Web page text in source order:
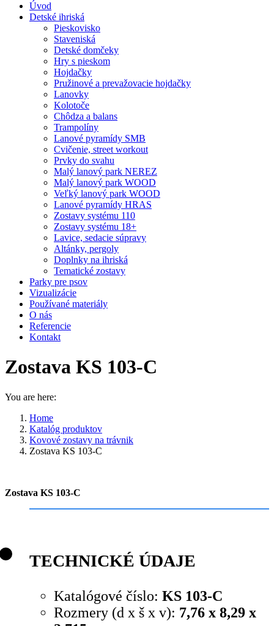
Úvod
Detské ihriská
Pieskovisko
Staveniská
Detské domčeky
Hry s pieskom
Hojdačky
Pružinové a prevažovacie hojdačky
Lanovky
Kolotoče
Chôdza a balans
Trampolíny
Lanové pyramídy SMB
Cvičenie, street workout
Prvky do svahu
Malý lanový park NEREZ
Malý lanový park WOOD
Veľký lanový park WOOD
Lanové pyramídy HRAS
Zostavy systému 110
Zostavy systému 18+
Lavice, sedacie súpravy
Altánky, pergoly
Doplnky na ihriská
Tematické zostavy
Parky pre psov
Vizualizácie
Používané materiály
O nás
Referencie
Kontakt
Zostava KS 103-C
You are here:
Home
Katalóg produktov
Kovové zostavy na trávnik
Zostava KS 103-C
Zostava KS 103-C
TECHNICKÉ ÚDAJE
Katalógové číslo: KS 103-C
Rozmery (d x š x v): 7,76 x 8,29 x